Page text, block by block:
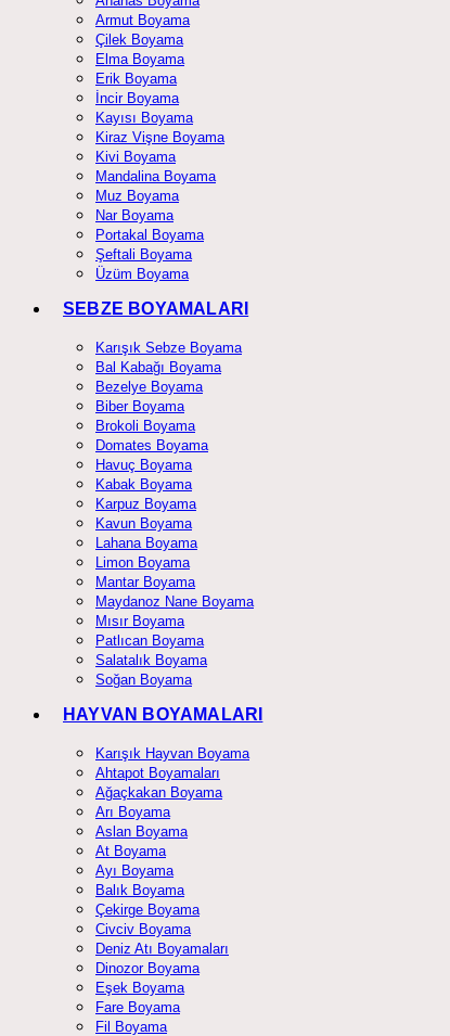
Armut Boyama
Çilek Boyama
Elma Boyama
Erik Boyama
İncir Boyama
Kayısı Boyama
Kiraz Vişne Boyama
Kivi Boyama
Mandalina Boyama
Muz Boyama
Nar Boyama
Portakal Boyama
Şeftali Boyama
Üzüm Boyama
SEBZE BOYAMALARI
Karışık Sebze Boyama
Bal Kabağı Boyama
Bezelye Boyama
Biber Boyama
Brokoli Boyama
Domates Boyama
Havuç Boyama
Kabak Boyama
Karpuz Boyama
Kavun Boyama
Lahana Boyama
Limon Boyama
Mantar Boyama
Maydanoz Nane Boyama
Mısır Boyama
Patlıcan Boyama
Salatalık Boyama
Soğan Boyama
HAYVAN BOYAMALARI
Karışık Hayvan Boyama
Ahtapot Boyamaları
Ağaçkakan Boyama
Arı Boyama
Aslan Boyama
At Boyama
Ayı Boyama
Balık Boyama
Çekirge Boyama
Civciv Boyama
Deniz Atı Boyamaları
Dinozor Boyama
Eşek Boyama
Fare Boyama
Fil Boyama